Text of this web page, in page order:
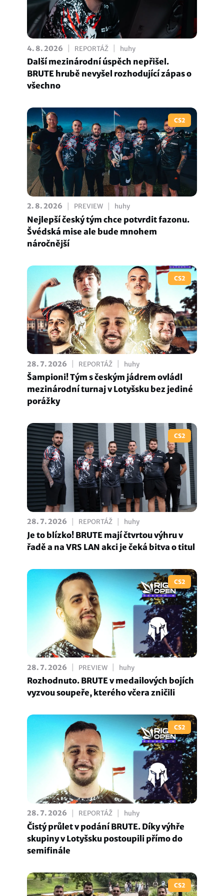
4. 8. 2026 REPORTÁŽ huhy
Další mezinárodní úspěch nepřišel.
BRUTE hrubě nevyšel rozhodující zápas o
všechno
CS2
2. 8. 2026 PREVIEW huhy
Nejlepší český tým chce potvrdit fazonu.
Švédská mise ale bude mnohem
náročnější
CS2
28. 7. 2026 REPORTÁŽ huhy
Šampioni! Tým s českým jádrem ovládl
mezinárodní turnaj v Lotyšsku bez jediné
porážky
CS2
28. 7. 2026 REPORTÁŽ huhy
Je to blízko! BRUTE mají čtvrtou výhru v
řadě a na VRS LAN akci je čeká bitva o titul
CS2
28. 7. 2026 PREVIEW huhy
Rozhodnuto. BRUTE v medailových bojích
vyzvou soupeře, kterého včera zničili
CS2
28. 7. 2026 REPORTÁŽ huhy
Čistý průlet v podání BRUTE. Díky výhře
skupiny v Lotyšsku postoupili přímo do
semifinále
CS2